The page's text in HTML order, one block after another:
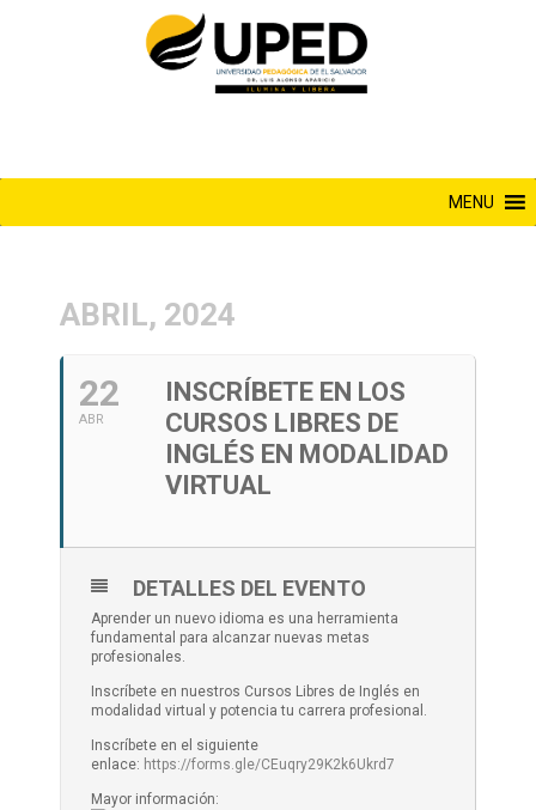
MENU
ABRIL, 2024
22
ABR
INSCRÍBETE EN LOS
CURSOS LIBRES DE
INGLÉS EN MODALIDAD
VIRTUAL
DETALLES DEL EVENTO
Aprender un nuevo idioma es una herramienta
fundamental para alcanzar nuevas metas
profesionales.
Inscríbete en nuestros Cursos Libres de Inglés en
modalidad virtual y potencia tu carrera profesional.
Inscríbete en el siguiente
enlace: https://forms.gle/CEuqry29K2k6Ukrd7
Mayor información: